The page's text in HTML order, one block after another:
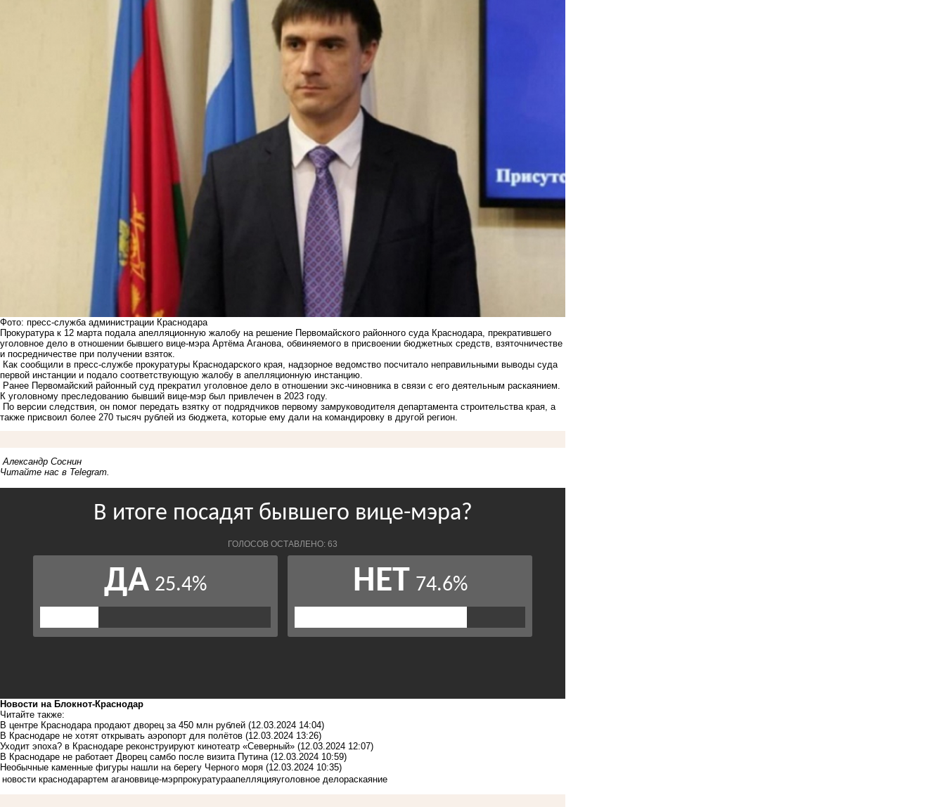
Фото: пресс-служба администрации Краснодара
Прокуратура к 12 марта подала апелляционную жалобу на решение Первомайского районного суда Краснодара, прекратившего
уголовное дело в отношении бывшего вице-мэра Артёма Аганова, обвиняемого в присвоении бюджетных средств, взяточничестве
и посредничестве при получении взяток.
Как сообщили в пресс-службе прокуратуры Краснодарского края, надзорное ведомство посчитало неправильными выводы суда
первой инстанции и подало соответствующую жалобу в апелляционную инстанцию.
Ранее Первомайский районный суд прекратил уголовное дело в отношении экс-чиновника в связи с его деятельным раскаянием.
К уголовному преследованию бывший вице-мэр был привлечен в 2023 году.
По версии следствия, он помог передать взятку от подрядчиков первому замруководителя департамента строительства края, а
также присвоил более 270 тысяч рублей из бюджета, которые ему дали на командировку в другой регион.
Александр Соснин
Читайте нас в Telegram.
Новости на Блoкнoт-Краснодар
Читайте также:
В центре Краснодара продают дворец за 450 млн рублей (12.03.2024 14:04)
В Краснодаре не хотят открывать аэропорт для полётов (12.03.2024 13:26)
Уходит эпоха? в Краснодаре реконструируют кинотеатр «Северный» (12.03.2024 12:07)
В Краснодаре не работает Дворец самбо после визита Путина (12.03.2024 10:59)
Необычные каменные фигуры нашли на берегу Черного моря (12.03.2024 10:35)
новости краснодарартем агановвице-мэрпрокуратураапелляцияуголовное делораскаяние